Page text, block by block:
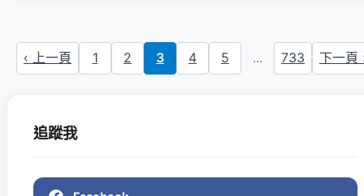
‹ 上一頁 1 2 3 4 5 ... 733 下一頁
追蹤我